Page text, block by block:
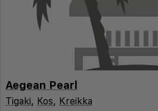
Aegean Pearl
Tigaki, Kos, Kreikka